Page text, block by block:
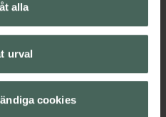
alla
urval
cookies